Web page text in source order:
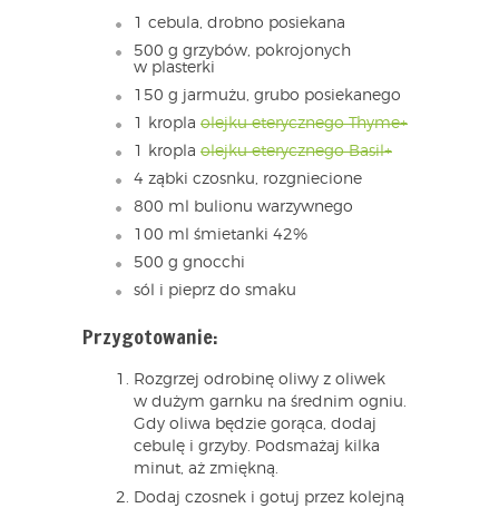
1 cebula, drobno posiekana
500 g grzybów, pokrojonych
w plasterki
150 g jarmużu, grubo posiekanego
1 kropla olejku eterycznego Thyme+
1 kropla olejku eterycznego Basil+
4 ząbki czosnku, rozgniecione
800 ml bulionu warzywnego
100 ml śmietanki 42%
500 g gnocchi
sól i pieprz do smaku
Przygotowanie:
Rozgrzej odrobinę oliwy z oliwek
w dużym garnku na średnim ogniu.
Gdy oliwa będzie gorąca, dodaj
cebulę i grzyby. Podsmażaj kilka
minut, aż zmiękną.
Dodaj czosnek i gotuj przez kolejną